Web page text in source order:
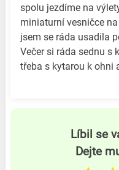
spolu jezdíme na
miniaturní vesničce
jsem se ráda usadila
Večer si ráda sednu s
třeba s kytarou k ohni
Líbil se
Dejte